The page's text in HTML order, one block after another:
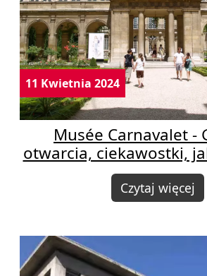
11 Kwietnia 2024
Musée Carnavalet -
otwarcia, ciekawostki,
Czytaj więcej